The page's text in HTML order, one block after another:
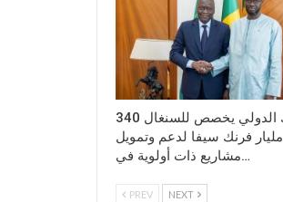
البنك الدولي يخصص للسنغال 340
مليار فرنك سيفا لدعم وتمويل
مشاريع ذات أولوية في…
PREV NEXT